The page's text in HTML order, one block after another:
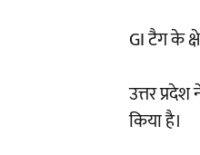
GI टैग के
उत्तर
किया है।